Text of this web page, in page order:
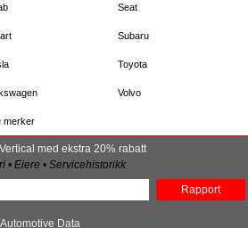
Seat
Subaru
Toyota
Volvo
merker
med ekstra 20% rabatt
• Eiere • Servicehistorikk
Rapport
Data